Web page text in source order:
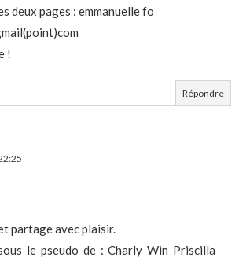
deux pages : emmanuelle fo
!
Répondre
partage avec plaisir.
le pseudo de : Charly Win Priscilla